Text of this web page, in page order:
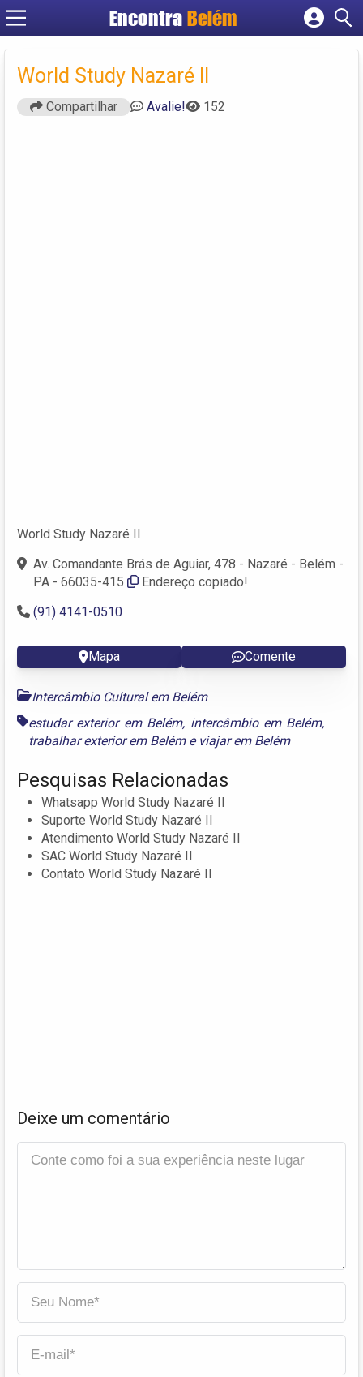
EncontraBelém
Cadastrar empresa
Criar conta
World Study Nazaré II
Compartilhar Avalie! 152
World Study Nazaré II
Av. Comandante Brás de Aguiar, 478 - Nazaré - Belém -
PA - 66035-415
Endereço copiado!
(91) 4141-0510
Mapa Comente
Intercâmbio Cultural em Belém
estudar exterior em Belém, intercâmbio em Belém,
trabalhar exterior em Beléme viajar em Belém
Pesquisas Relacionadas
Whatsapp World Study Nazaré II
Suporte World Study Nazaré II
Atendimento World Study Nazaré II
SAC World Study Nazaré II
Contato World Study Nazaré II
Deixe um comentário